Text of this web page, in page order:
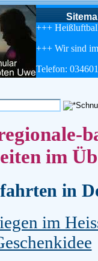
+++
+++ Wir sind
Telefon:
im
in
im